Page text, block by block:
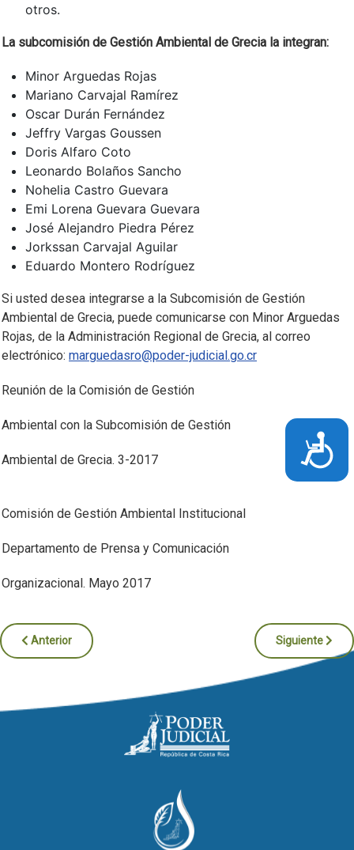
otros.
La subcomisión de Gestión Ambiental de Grecia la integran:
Minor Arguedas Rojas
Mariano Carvajal Ramírez
Oscar Durán Fernández
Jeffry Vargas Goussen
Doris Alfaro Coto
Leonardo Bolaños Sancho
Nohelia Castro Guevara
Emi Lorena Guevara Guevara
José Alejandro Piedra Pérez
Jorkssan Carvajal Aguilar
Eduardo Montero Rodríguez
Si usted desea integrarse a la Subcomisión de Gestión
Ambiental de Grecia, puede comunicarse con Minor Arguedas
Rojas, de la Administración Regional de Grecia, al correo
electrónico: marguedasro@poder-judicial.go.cr
Reunión de la Comisión de Gestión
Ambiental con la Subcomisión de Gestión
Ambiental de Grecia. 3-2017
Comisión de Gestión Ambiental Institucional
Departamento de Prensa y Comunicación
Organizacional. Mayo 2017
Artículo anterior: Destaca Subcomisión de Gestión Ambiental de
Anterior Artículo
Siguiente